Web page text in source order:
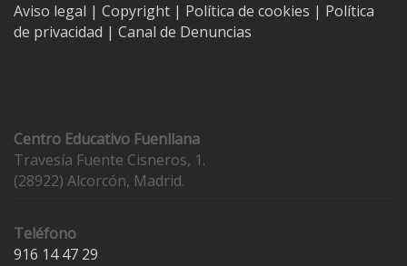
Aviso legal | Copyright | Política de cookies | Política
de privacidad | Canal de Denuncias
Centro Educativo Fuenllana
Travesía Fuente Cisneros, 1.
(28922) Alcorcón, Madrid.
Teléfono
916 14 47 29